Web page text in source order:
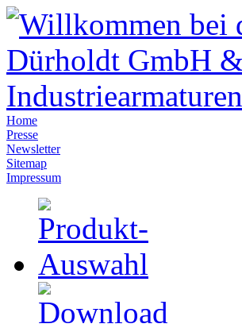
Home
Presse
Newsletter
Sitemap
Impressum